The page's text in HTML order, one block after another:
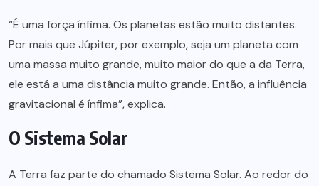
“É uma força ínfima. Os planetas estão muito distantes.
Por mais que Júpiter, por exemplo, seja um planeta com
uma massa muito grande, muito maior do que a da Terra,
ele está a uma distância muito grande. Então, a influência
gravitacional é ínfima”, explica.
O Sistema Solar
A Terra faz parte do chamado Sistema Solar. Ao redor do